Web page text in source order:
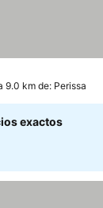
9.0 km de: Perissa
exactos